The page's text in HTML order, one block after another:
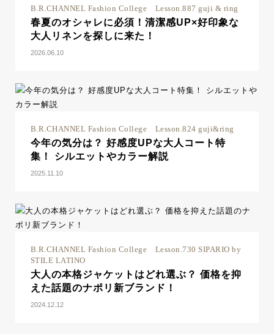
B.R.CHANNEL Fashion College Lesson.887 guji & ring
春夏のオシャレに必須！清潔感UP×好印象な
大人リネンを探しに来た！
2026.06.10
B.R.CHANNEL Fashion College Lesson.824 guji&ring
今年の気分は？ 好感度UPな大人コート特
集！ シルエットやカラー解説
2025.11.10
B.R.CHANNEL Fashion College Lesson.730 SIPARIO by
STILE LATINO
大人の本格ジャケットはどれ選ぶ？ 価格を抑
えた話題のナポリ新ブランド！
2024.12.12